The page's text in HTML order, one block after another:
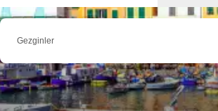
Gezginler